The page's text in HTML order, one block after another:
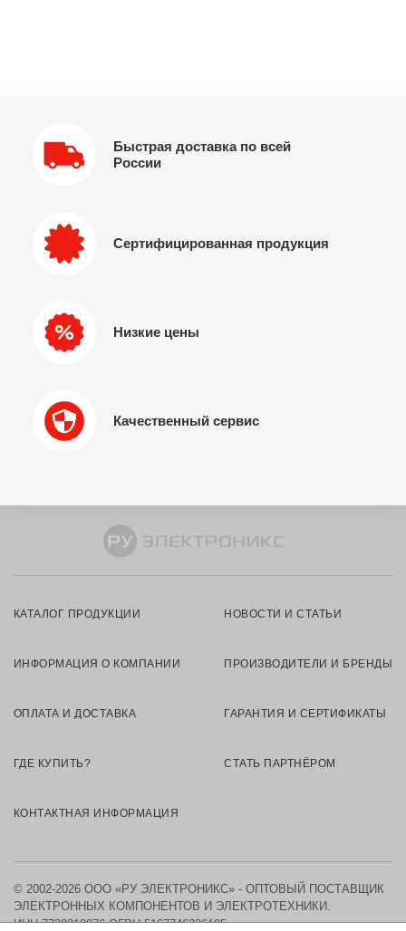
Быстрая доставка по всей
России
Сертифицированная продукция
Низкие цены
Качественный сервис
КАТАЛОГ ПРОДУКЦИИ НОВОСТИ И СТАТЬИ
ИНФОРМАЦИЯ О КОМПАНИИ ПРОИЗВОДИТЕЛИ И БРЕНДЫ
ОПЛАТА И ДОСТАВКА ГАРАНТИЯ И СЕРТИФИКАТЫ
ГДЕ КУПИТЬ? СТАТЬ ПАРТНЁРОМ
КОНТАКТНАЯ ИНФОРМАЦИЯ
© 2002-2026 ООО «РУ ЭЛЕКТРОНИКС» - ОПТОВЫЙ ПОСТАВЩИК
ЭЛЕКТРОННЫХ КОМПОНЕНТОВ И ЭЛЕКТРОТЕХНИКИ.
ИНН 7730219976 ОГРН 5167746326105